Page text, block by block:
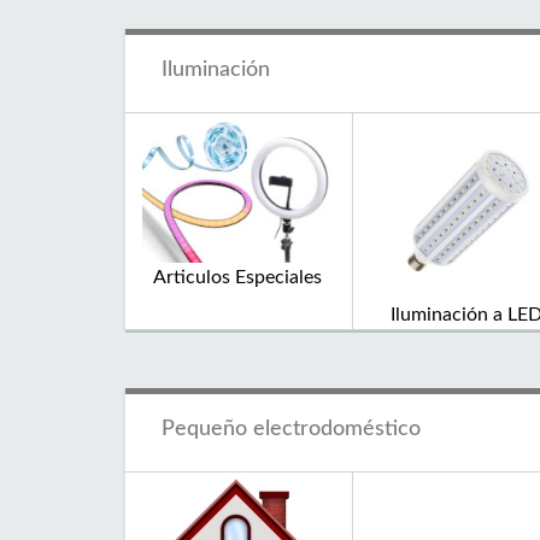
Iluminación
Articulos Especiales
Iluminación a
Pequeño electrodoméstico